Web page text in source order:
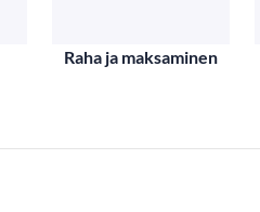
Raha ja maksaminen